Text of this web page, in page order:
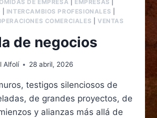
DE EMPRESA EMPRESAS
INTERCAMBIOS PROFESIONALES
COMERCIALES |VENTAS
de negocios
Alfolí 28 abril, 2026
testigos silenciosos de
de grandes proyectos, de
y alianzas más allá de